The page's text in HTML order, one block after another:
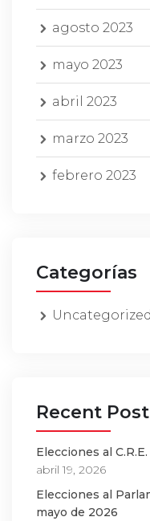
agosto 2023
mayo 2023
abril 2023
marzo 2023
febrero 2023
Categorías
Uncategorized
Recent Post
Elecciones al
abril 19, 2026
Elecciones al
mayo de 2026